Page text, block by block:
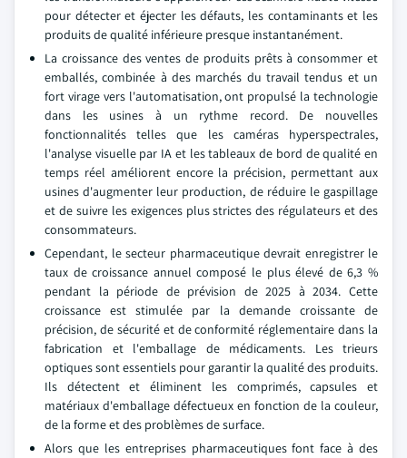
pour détecter et éjecter les défauts, les contaminants et les
produits de qualité inférieure presque instantanément.
La croissance des ventes de produits prêts à consommer et
emballés, combinée à des marchés du travail tendus et un
fort virage vers l'automatisation, ont propulsé la technologie
dans les usines à un rythme record. De nouvelles
fonctionnalités telles que les caméras hyperspectrales,
l'analyse visuelle par IA et les tableaux de bord de qualité en
temps réel améliorent encore la précision, permettant aux
usines d'augmenter leur production, de réduire le gaspillage
et de suivre les exigences plus strictes des régulateurs et des
consommateurs.
Cependant, le secteur pharmaceutique devrait enregistrer le
taux de croissance annuel composé le plus élevé de 6,3 %
pendant la période de prévision de 2025 à 2034. Cette
croissance est stimulée par la demande croissante de
précision, de sécurité et de conformité réglementaire dans la
fabrication et l'emballage de médicaments. Les trieurs
optiques sont essentiels pour garantir la qualité des produits.
Ils détectent et éliminent les comprimés, capsules et
matériaux d'emballage défectueux en fonction de la couleur,
de la forme et des problèmes de surface.
Alors que les entreprises pharmaceutiques font face à des